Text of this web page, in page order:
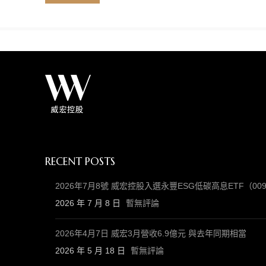
RECENT POSTS
2026年7月8號 威宏控股入選永豐ESG低碳高息ETF（
2026 年 7 月 8 日
暫無評論
2026年4月7日 威宏3月營收6.9億元 與去年同期相當
2026 年 5 月 18 日
暫無評論